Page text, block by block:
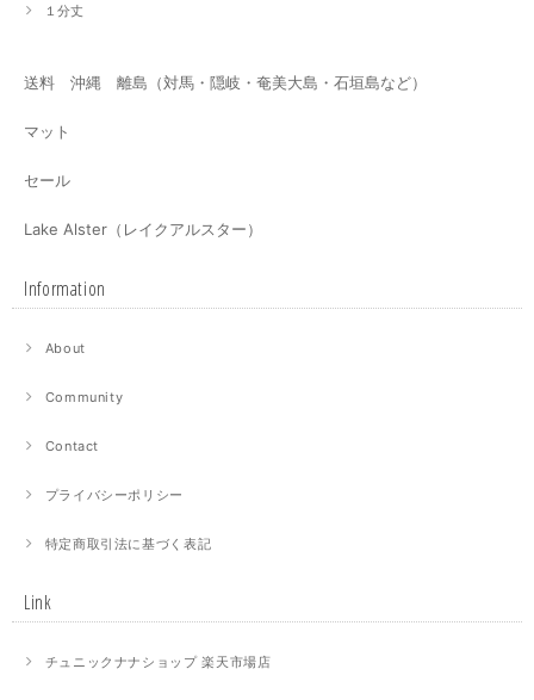
１分丈
送料 沖縄 離島（対馬・隠岐・奄美大島・石垣島など）
マット
セール
Lake Alster（レイクアルスター）
Information
About
Community
Contact
プライバシーポリシー
特定商取引法に基づく表記
Link
チュニックナナショップ 楽天市場店